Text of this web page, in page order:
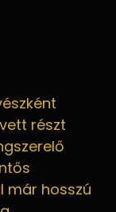
részt
már hosszú